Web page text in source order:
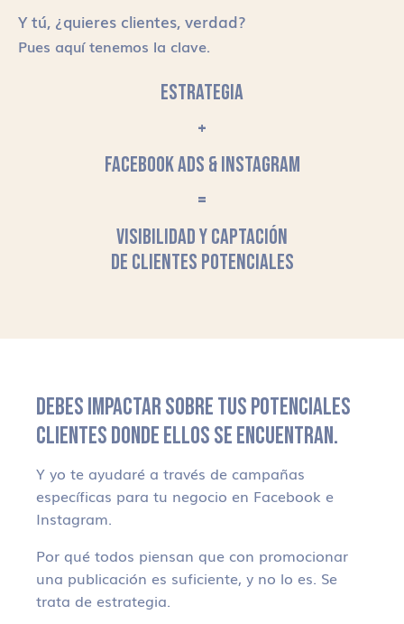
Y tú, ¿quieres clientes, verdad?
Pues aquí tenemos la clave.
ESTRATEGIA
+
FACEBOOK ADS & INSTAGRAM
=
VISIBILIDAD Y CAPTACIÓN
DE CLIENTES POTENCIALES
DEBES IMPACTAR SOBRE TUS POTENCIALES
CLIENTES DONDE ELLOS SE ENCUENTRAN.
Y yo te ayudaré a través de campañas
específicas para tu negocio en Facebook e
Instagram.
Por qué todos piensan que con promocionar
una publicación es suficiente, y no lo es. Se
trata de estrategia.